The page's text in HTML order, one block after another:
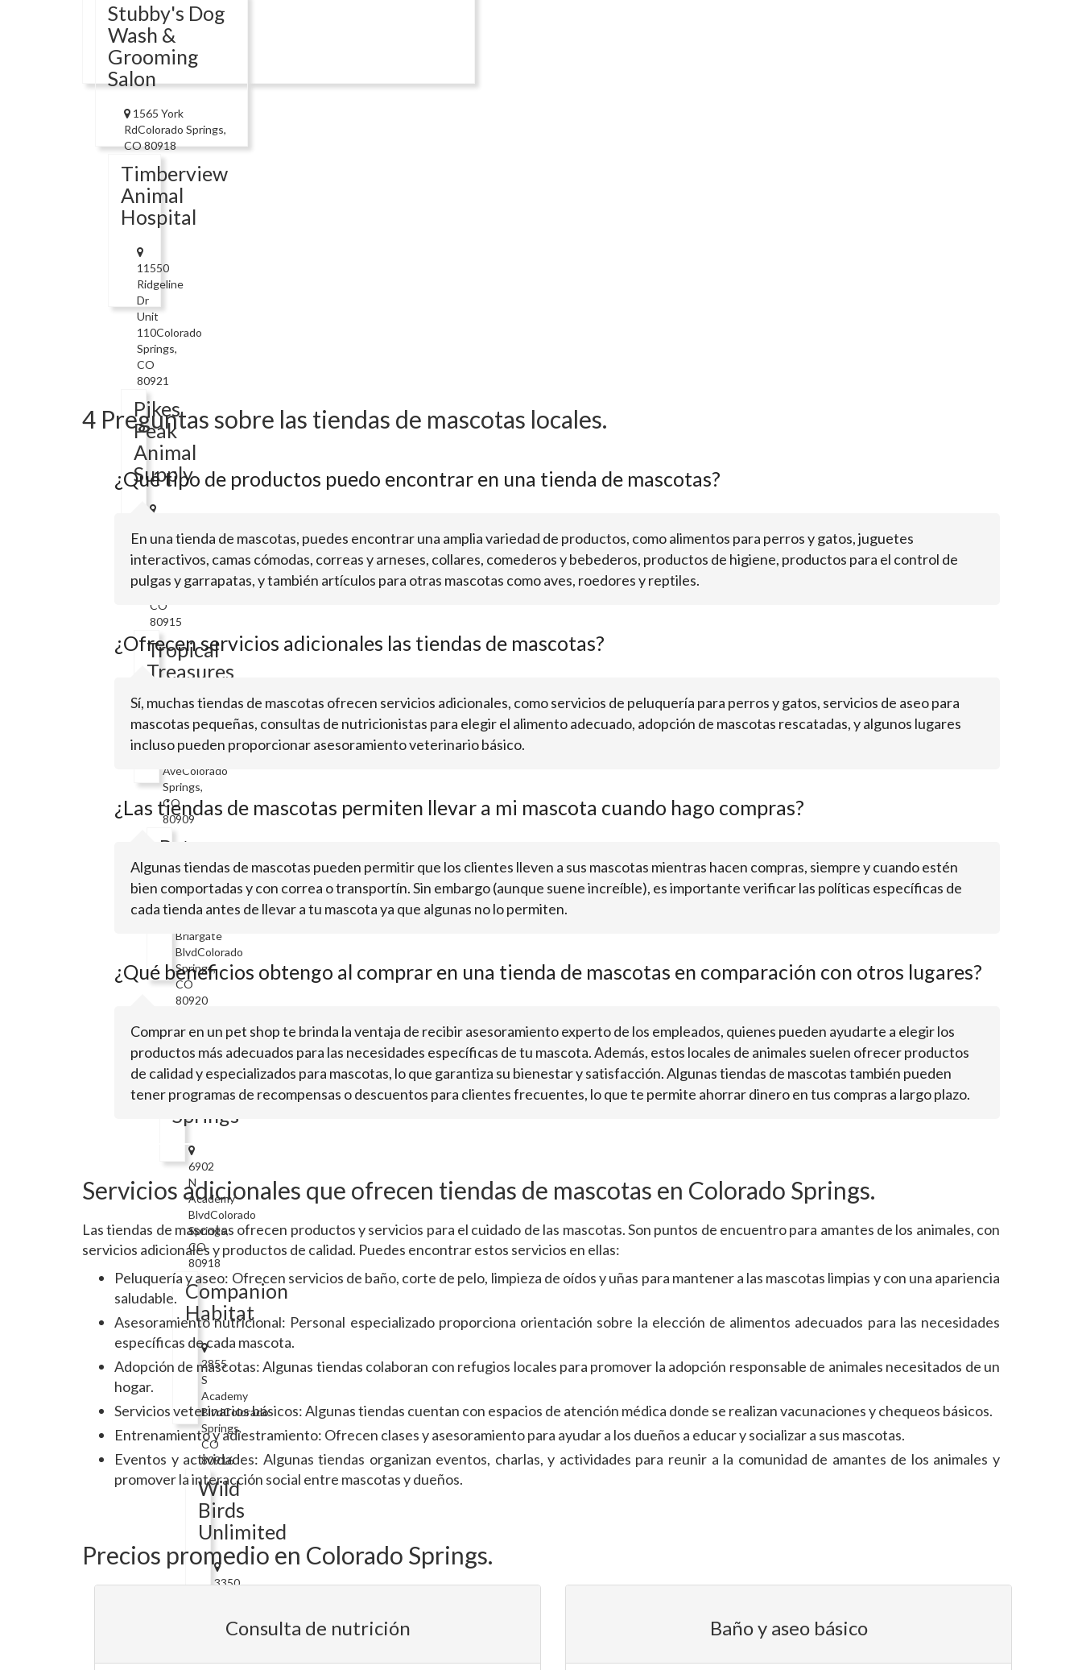
Stubby's Dog
Wash &
Grooming
Salon
1565 York
RdColorado Springs,
CO 80918
Timberview
Animal
Hospital
11550
Ridgeline
Dr
Unit
110Colorado
Springs,
CO
80921
Pikes
Peak
Animal
Supply
E
Edison
Springs,
CO
80915
Tropical
Treasures
2212
Platte
AveColorado
Springs,
CO
80909
Pet
City
Briargate
BlvdColorado
Springs,
CO
80920
Scales
'N
Tails
Colorado
Springs
6902
N
Academy
BlvdColorado
Springs,
CO
80918
Companion
Habitat
2855
S
Academy
BlvdColorado
Springs,
CO
80916
Wild
Birds
Unlimited
3350
BlvdColorado
CO
4 Preguntas sobre las tiendas de mascotas locales.
¿Qué tipo de productos puedo encontrar en una tienda de mascotas?
En una tienda de mascotas, puedes encontrar una amplia variedad de productos, como alimentos para perros y gatos, juguetes
interactivos, camas cómodas, correas y arneses, collares, comederos y bebederos, productos de higiene, productos para el control de
pulgas y garrapatas, y también artículos para otras mascotas como aves, roedores y reptiles.
¿Ofrecen servicios adicionales las tiendas de mascotas?
Sí, muchas tiendas de mascotas ofrecen servicios adicionales, como servicios de peluquería para perros y gatos, servicios de aseo para
mascotas pequeñas, consultas de nutricionistas para elegir el alimento adecuado, adopción de mascotas rescatadas, y algunos lugares
incluso pueden proporcionar asesoramiento veterinario básico.
¿Las tiendas de mascotas permiten llevar a mi mascota cuando hago compras?
Algunas tiendas de mascotas pueden permitir que los clientes lleven a sus mascotas mientras hacen compras, siempre y cuando estén
bien comportadas y con correa o transportín. Sin embargo (aunque suene increíble), es importante verificar las políticas específicas de
cada tienda antes de llevar a tu mascota ya que algunas no lo permiten.
¿Qué beneficios obtengo al comprar en una tienda de mascotas en comparación con otros lugares?
Comprar en un pet shop te brinda la ventaja de recibir asesoramiento experto de los empleados, quienes pueden ayudarte a elegir los
productos más adecuados para las necesidades específicas de tu mascota. Además, estos locales de animales suelen ofrecer productos
de calidad y especializados para mascotas, lo que garantiza su bienestar y satisfacción. Algunas tiendas de mascotas también pueden
tener programas de recompensas o descuentos para clientes frecuentes, lo que te permite ahorrar dinero en tus compras a largo plazo.
Servicios adicionales que ofrecen tiendas de mascotas en Colorado Springs.
Las tiendas de mascotas ofrecen productos y servicios para el cuidado de las mascotas. Son puntos de encuentro para amantes de los animales, con
servicios adicionales y productos de calidad. Puedes encontrar estos servicios en ellas:
Peluquería y aseo: Ofrecen servicios de baño, corte de pelo, limpieza de oídos y uñas para mantener a las mascotas limpias y con una apariencia
saludable.
Asesoramiento nutricional: Personal especializado proporciona orientación sobre la elección de alimentos adecuados para las necesidades
específicas de cada mascota.
Adopción de mascotas: Algunas tiendas colaboran con refugios locales para promover la adopción responsable de animales necesitados de un
hogar.
Servicios veterinarios básicos: Algunas tiendas cuentan con espacios de atención médica donde se realizan vacunaciones y chequeos básicos.
Entrenamiento y adiestramiento: Ofrecen clases y asesoramiento para ayudar a los dueños a educar y socializar a sus mascotas.
Eventos y actividades: Algunas tiendas organizan eventos, charlas, y actividades para reunir a la comunidad de amantes de los animales y
promover la interacción social entre mascotas y dueños.
Precios promedio en Colorado Springs.
Consulta de nutrición Baño y aseo básico